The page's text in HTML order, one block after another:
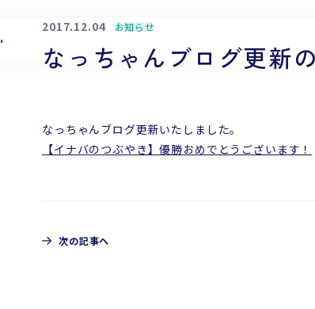
2017.12.04 お知らせ
なっちゃんブログ更新
なっちゃんブログ更新いたしました。
【イナバのつぶやき】優勝おめでとうございます！
次の記事へ